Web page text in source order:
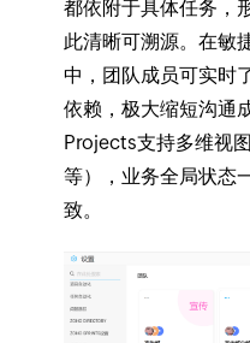
都依附于具体任务，
此清晰可溯源。在敏
中，团队成员可实时
依赖，极大缩短沟通
Projects支持多维视
等），业务全局状态
致。